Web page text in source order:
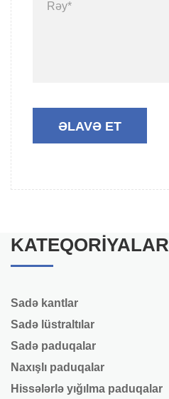
KATEQORIYALAR
Sadə kantlar
Sadə lüstraltılar
Sadə paduqalar
Naxışlı paduqalar
Hissələrlə yığılma paduqalar